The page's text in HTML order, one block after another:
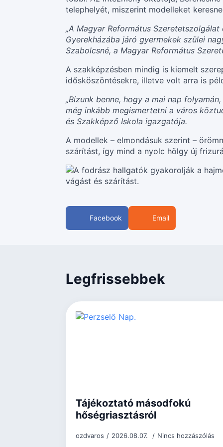
telephelyét, miszerint modelleket
„A Magyar Református
Gyerekházába járó gyermekek szülei
Szabolcsné, a Magyar Református
A szakképzésben mindig is kiemelt
idősköszöntésekre, illetve volt arra is
„Bízunk benne, hogy a mai nap
még inkább megismertetni a város
és Szakképző Iskola igazgatója.
A modellek – elmondásuk szerint –
szárítást, így mind a nyolc hölgy új
Facebook Email
Legfrissebbek
Tájékoztató másodfokú
hőségriasztásról
ozdvaros 2026.08.07. Nincs hozzászólás